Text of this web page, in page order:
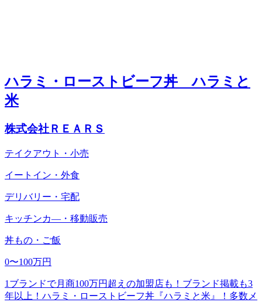
ハラミ・ローストビーフ丼 ハラミと
米
株式会社ＲＥＡＲＳ
テイクアウト・小売
イートイン・外食
デリバリー・宅配
キッチンカ―・移動販売
丼もの・ご飯
0〜100万円
1ブランドで月商100万円超えの加盟店も！ブランド掲載も3
年以上！ハラミ・ローストビーフ丼『ハラミと米』！多数メ